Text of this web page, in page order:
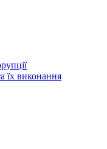
їх виконання